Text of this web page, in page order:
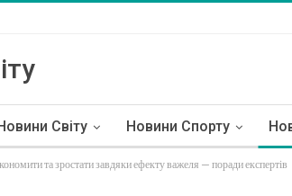
Світу Новини Спорту
та зростати завдяки ефекту важеля — поради експертів